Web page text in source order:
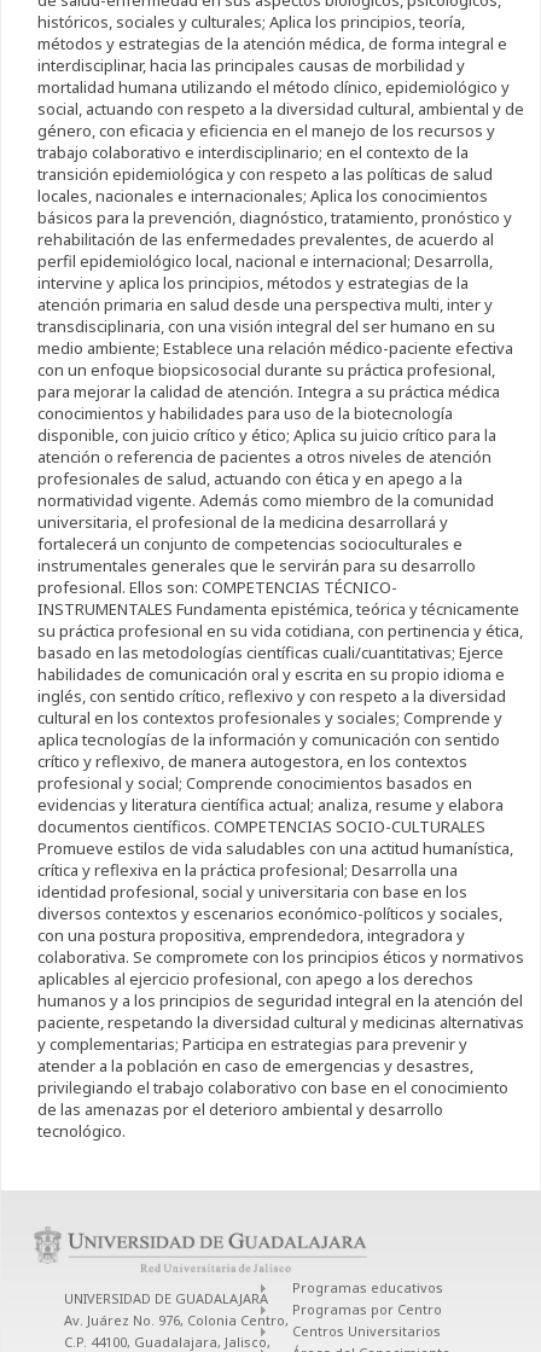
históricos, sociales y culturales; Aplica los principios, teoría,
métodos y estrategias de la atención médica, de forma integral e
interdisciplinar, hacia las principales causas de morbilidad y
mortalidad humana utilizando el método clínico, epidemiológico y
social, actuando con respeto a la diversidad cultural, ambiental y de
género, con eficacia y eficiencia en el manejo de los recursos y
trabajo colaborativo e interdisciplinario; en el contexto de la
transición epidemiológica y con respeto a las políticas de salud
locales, nacionales e internacionales; Aplica los conocimientos
básicos para la prevención, diagnóstico, tratamiento, pronóstico y
rehabilitación de las enfermedades prevalentes, de acuerdo al
perfil epidemiológico local, nacional e internacional; Desarrolla,
intervine y aplica los principios, métodos y estrategias de la
atención primaria en salud desde una perspectiva multi, inter y
transdisciplinaria, con una visión integral del ser humano en su
medio ambiente; Establece una relación médico-paciente efectiva
con un enfoque biopsicosocial durante su práctica profesional,
para mejorar la calidad de atención. Integra a su práctica médica
conocimientos y habilidades para uso de la biotecnología
disponible, con juicio crítico y ético; Aplica su juicio crítico para la
atención o referencia de pacientes a otros niveles de atención
profesionales de salud, actuando con ética y en apego a la
normatividad vigente. Además como miembro de la comunidad
universitaria, el profesional de la medicina desarrollará y
fortalecerá un conjunto de competencias socioculturales e
instrumentales generales que le servirán para su desarrollo
profesional. Ellos son: COMPETENCIAS TÉCNICO-
INSTRUMENTALES Fundamenta epistémica, teórica y técnicamente
su práctica profesional en su vida cotidiana, con pertinencia y ética,
basado en las metodologías científicas cuali/cuantitativas; Ejerce
habilidades de comunicación oral y escrita en su propio idioma e
inglés, con sentido crítico, reflexivo y con respeto a la diversidad
cultural en los contextos profesionales y sociales; Comprende y
aplica tecnologías de la información y comunicación con sentido
crítico y reflexivo, de manera autogestora, en los contextos
profesional y social; Comprende conocimientos basados en
evidencias y literatura científica actual; analiza, resume y elabora
documentos científicos. COMPETENCIAS SOCIO-CULTURALES
Promueve estilos de vida saludables con una actitud humanística,
crítica y reflexiva en la práctica profesional; Desarrolla una
identidad profesional, social y universitaria con base en los
diversos contextos y escenarios económico-políticos y sociales,
con una postura propositiva, emprendedora, integradora y
colaborativa. Se compromete con los principios éticos y normativos
aplicables al ejercicio profesional, con apego a los derechos
humanos y a los principios de seguridad integral en la atención del
paciente, respetando la diversidad cultural y medicinas alternativas
y complementarias; Participa en estrategias para prevenir y
atender a la población en caso de emergencias y desastres,
privilegiando el trabajo colaborativo con base en el conocimiento
de las amenazas por el deterioro ambiental y desarrollo
tecnológico.
UNIVERSIDAD DE GUADALAJARA
Av. Juárez No. 976, Colonia Centro,
C.P. 44100, Guadalajara, Jalisco,
Programas educativos
Programas por Centro
Centros Universitarios